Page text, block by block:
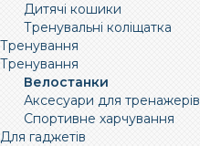
Дитячі кошики
Тренувальні коліщатка
Тренування
Тренування
Велостанки
Аксесуари для тренажерів
Спортивне харчування
Для гаджетів